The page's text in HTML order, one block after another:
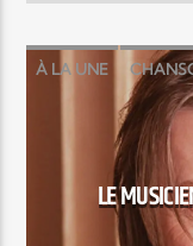
Elyon
Elyon
À LA UNE
LE